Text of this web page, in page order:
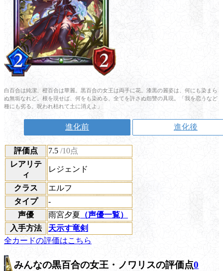
白百合は純潔、橙百合は華麗。黒百合の女王は両手に花。漆黒の麗姿は、何にも染まら
ぬ無垢なれど。根を現せば、何をも染める、全てを許さぬ怨讐の具現。「我を恋うなど
種にも劣る。呪われ枯れて土に消えよ」
進化前 進化後
評価点 7.5 /10点
レアリテ
ィ
レジェンド
クラス
エルフ
タイプ
-
声優
雨宮夕夏 （声優一覧）
入手方法
天示す竜剣
全カードの評価はこちら
みんなの黒百合の女王・ノワリスの評価点0